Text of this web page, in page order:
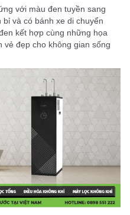
với màu đen tuyền sang
và có bánh xe di chuyển
kết hợp cùng những họa
đẹp cho không gian sống